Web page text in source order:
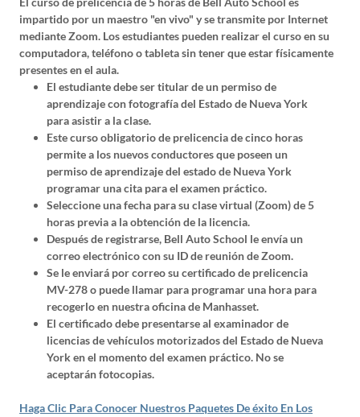
impartido por un maestro "en vivo" y se transmite por Internet
mediante Zoom. Los estudiantes pueden realizar el curso en su
computadora, teléfono o tableta sin tener que estar físicamente
presentes en el aula.
El estudiante debe ser titular de un permiso de
aprendizaje con fotografía del Estado de Nueva York
para asistir a la clase.
Este curso obligatorio de prelicencia de cinco horas
permite a los nuevos conductores que poseen un
permiso de aprendizaje del estado de Nueva York
programar una cita para el examen práctico.
Seleccione una fecha para su clase virtual (Zoom) de 5
horas previa a la obtención de la licencia.
Después de registrarse, Bell Auto School le envía un
correo electrónico con su ID de reunión de Zoom.
Se le enviará por correo su certificado de prelicencia
MV-278 o puede llamar para programar una hora para
recogerlo en nuestra oficina de Manhasset.
El certificado debe presentarse al examinador de
licencias de vehículos motorizados del Estado de Nueva
York en el momento del examen práctico. No se
aceptarán fotocopias.
Haga Clic Para Conocer Nuestros Paquetes De éxito En Los